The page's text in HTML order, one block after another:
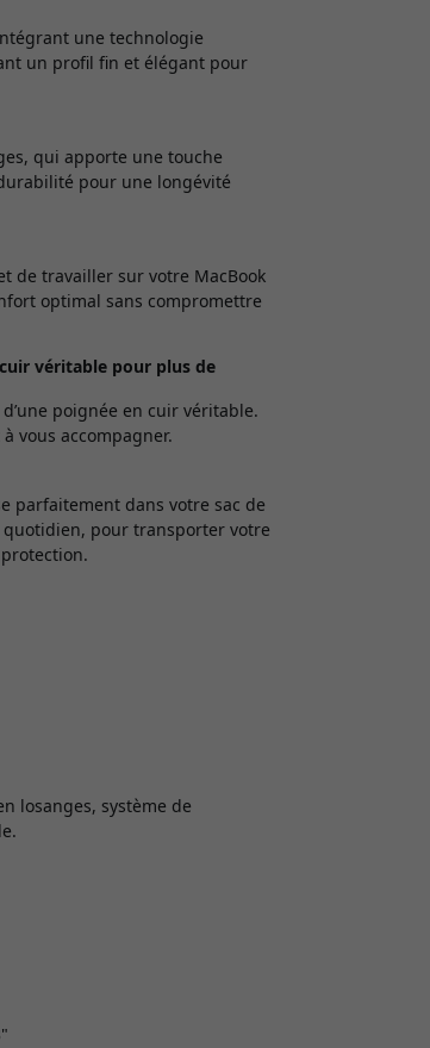
une technologie
un profil fin et élégant pour
qui apporte une touche
pour une longévité
de travailler sur votre MacBook
optimal sans compromettre
véritable pour plus de
poignée en cuir véritable.
vous accompagner.
parfaitement dans votre sac de
quotidien, pour transporter votre
losanges, système de